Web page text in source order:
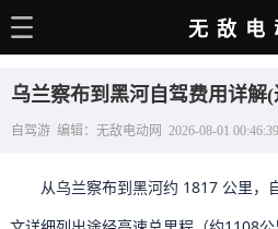
电动百科
无敌电
乌兰察布到黑河自驾费用详解
自驾游 编辑：无敌电动网 2026-08-01 00:46:39
从乌兰察布到黑河约 1817 公里，